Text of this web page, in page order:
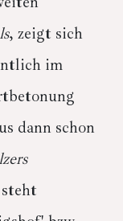
, zeigt sich
im
dann schon
lzers